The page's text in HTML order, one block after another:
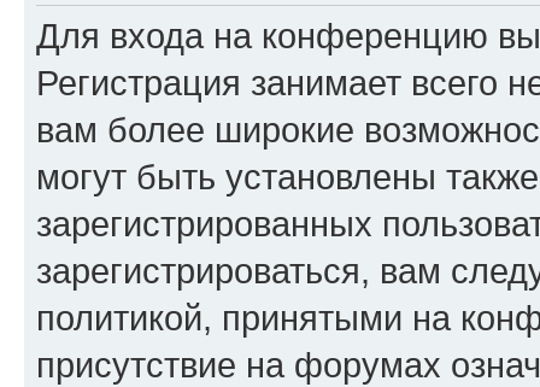
Для входа на конференцию
Регистрация занимает всего
вам более широкие
могут быть установлены
зарегистрированных
зарегистрироваться, вам
политикой, принятыми на
присутствие на форумах